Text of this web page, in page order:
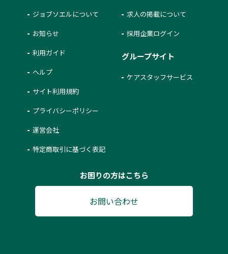
ジョブソエルについて
お知らせ
利用ガイド
ヘルプ
サイト利用規約
プライバシーポリシー
運営会社
特定商取引に基づく表記
求人の掲載について
採用企業ログイン
グループサイト
ケアスタッフサービス
お困りの方はこちら
お問い合わせ